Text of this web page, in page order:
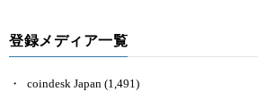
登録メディア一覧
coindesk Japan (1,491)